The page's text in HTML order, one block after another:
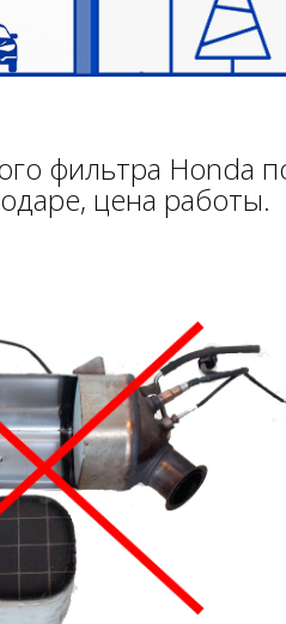
фильтра Honda
цена работы.